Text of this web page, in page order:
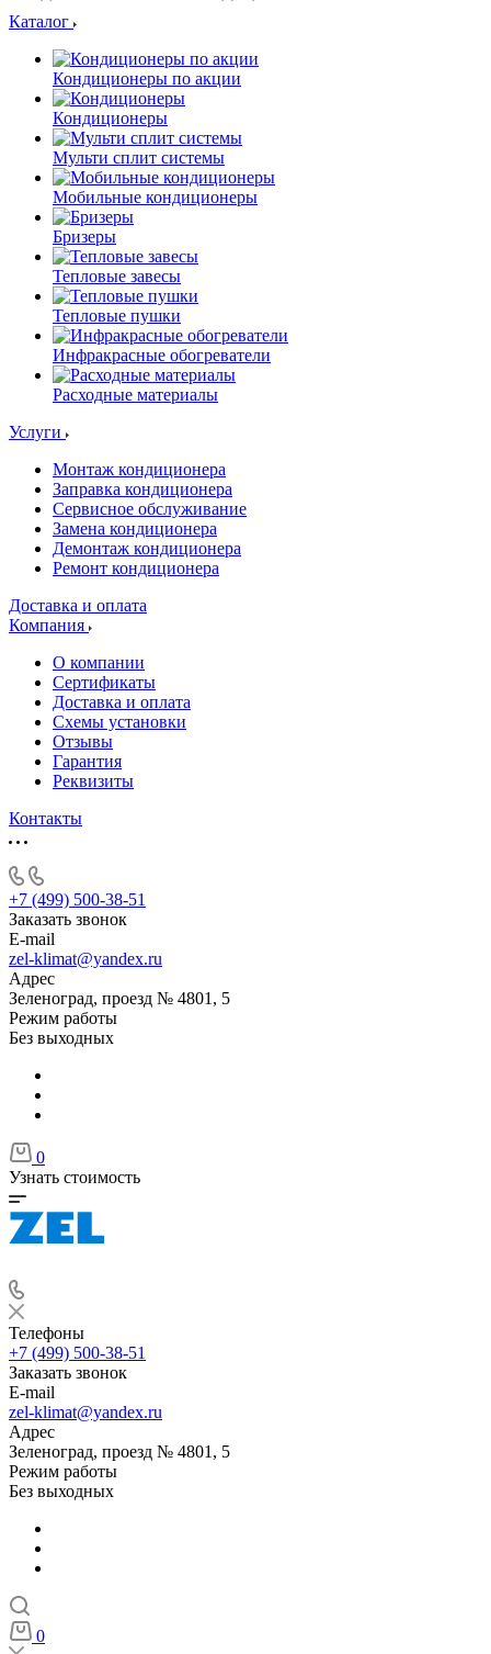
Каталог
Кондиционеры по акции
Кондиционеры
Мульти сплит системы
Мобильные кондиционеры
Бризеры
Тепловые завесы
Тепловые пушки
Инфракрасные обогреватели
Расходные материалы
Услуги
Монтаж кондиционера
Заправка кондиционера
Сервисное обслуживание
Замена кондиционера
Демонтаж кондиционера
Ремонт кондиционера
Доставка и оплата
Компания
О компании
Сертификаты
Доставка и оплата
Схемы установки
Отзывы
Гарантия
Реквизиты
Контакты
+7 (499) 500-38-51
Заказать звонок
E-mail
zel-klimat@yandex.ru
Адрес
Зеленоград, проезд № 4801, 5
Режим работы
Без выходных
0
Узнать стоимость
Телефоны
+7 (499) 500-38-51
Заказать звонок
E-mail
zel-klimat@yandex.ru
Адрес
Зеленоград, проезд № 4801, 5
Режим работы
Без выходных
0